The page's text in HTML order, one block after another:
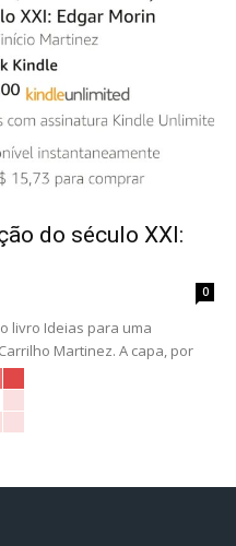
do século XXI:
0
livro Ideias para uma
Martinez. A capa, por